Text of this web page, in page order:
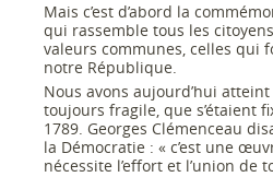
Mais c’est d’abord la
qui rassemble tous les
valeurs communes, celles qui
notre République.
Nous avons aujourd’hui atteint
toujours fragile, que s’étaient
1789. Georges Clémenceau
la Démocratie : « c’est une
nécessite l’effort et l’union de